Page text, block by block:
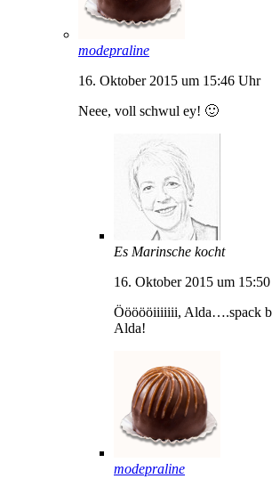
modepraline
16. Oktober 2015 um 15:46 Uhr
Neee, voll schwul ey! 🙂
Es Marinsche kocht
16. Oktober 2015 um
Öööööiiiiiii, Alda….spack
Alda!
modepraline